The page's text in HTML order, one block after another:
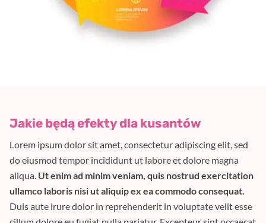
Jakie będą efekty dla kusantów
Lorem ipsum dolor sit amet, consectetur adipiscing elit, sed
do eiusmod tempor incididunt ut labore et dolore magna
aliqua. Ut enim ad minim veniam, quis nostrud exercitation
ullamco laboris nisi ut aliquip ex ea commodo consequat.
Duis aute irure dolor in reprehenderit in voluptate velit esse